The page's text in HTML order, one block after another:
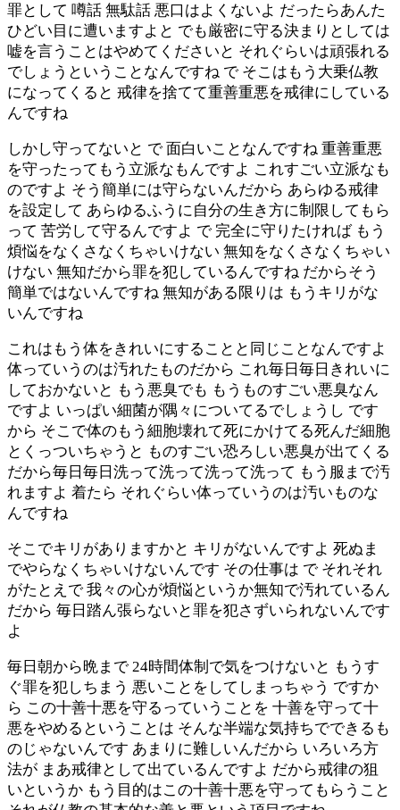
罪として 噂話 無駄話 悪口はよくないよ だったらあんた
ひどい目に遭いますよと でも厳密に守る決まりとしては
嘘を言うことはやめてくださいと それぐらいは頑張れる
でしょうということなんですね で そこはもう大乗仏教
になってくると 戒律を捨てて重善重悪を戒律にしている
んですね
しかし守ってないと で 面白いことなんですね 重善重悪
を守ったってもう立派なもんですよ これすごい立派なも
のですよ そう簡単には守らないんだから あらゆる戒律
を設定して あらゆるふうに自分の生き方に制限してもら
って 苦労して守るんですよ で 完全に守りたければ もう
煩悩をなくさなくちゃいけない 無知をなくさなくちゃい
けない 無知だから罪を犯しているんですね だからそう
簡単ではないんですね 無知がある限りは もうキリがな
いんですね
これはもう体をきれいにすることと同じことなんですよ
体っていうのは汚れたものだから これ毎日毎日きれいに
しておかないと もう悪臭でも もうものすごい悪臭なん
ですよ いっぱい細菌が隅々についてるでしょうし です
から そこで体のもう細胞壊れて死にかけてる死んだ細胞
とくっついちゃうと ものすごい恐ろしい悪臭が出てくる
だから毎日毎日洗って洗って洗って洗って もう服まで汚
れますよ 着たら それぐらい体っていうのは汚いものな
んですね
そこでキリがありますかと キリがないんですよ 死ぬま
でやらなくちゃいけないんです その仕事は で それそれ
がたとえで 我々の心が煩悩というか無知で汚れているん
だから 毎日踏ん張らないと罪を犯さずいられないんです
よ
毎日朝から晩まで 24時間体制で気をつけないと もうす
ぐ罪を犯しちまう 悪いことをしてしまっちゃう ですか
ら この十善十悪を守るっていうことを 十善を守って十
悪をやめるということは そんな半端な気持ちでできるも
のじゃないんです あまりに難しいんだから いろいろ方
法が まあ戒律として出ているんですよ だから戒律の狙
いというか もう目的はこの十善十悪を守ってもらうこと